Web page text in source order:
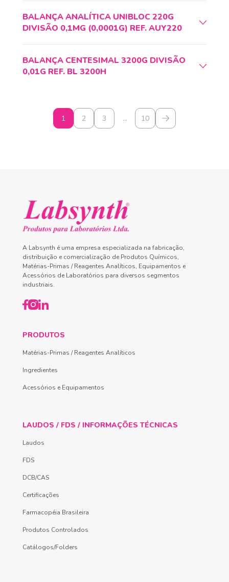
BALANÇA ANALÍTICA UNIBLOC 220G
DIVISÃO 0,1MG (0,0001G) REF. AUY220
BALANÇA CENTESIMAL 3200G DIVISÃO
0,01G REF. BL 3200H
1 2 3 … 10
A Labsynth é uma empresa especializada na fabricação,
distribuição e comercialização de Produtos Químicos,
Matérias-Primas / Reagentes Analíticos, Equipamentos e
Acessórios de Laboratórios para diversos segmentos
industriais.
PRODUTOS
Matérias-Primas / Reagentes Analíticos
Ingredientes
Acessórios e Equipamentos
LAUDOS / FDS / INFORMAÇÕES TÉCNICAS
Laudos
FDS
DCB/CAS
Certificações
Farmacopéia Brasileira
Produtos Controlados
Catálogos/Folders